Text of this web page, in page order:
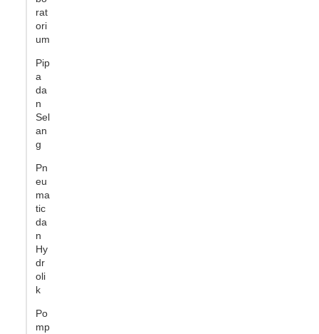
rat
ori
um
Pip
a
da
n
Sel
an
g
Pn
eu
ma
tic
da
n
Hy
dr
oli
k
Po
mp